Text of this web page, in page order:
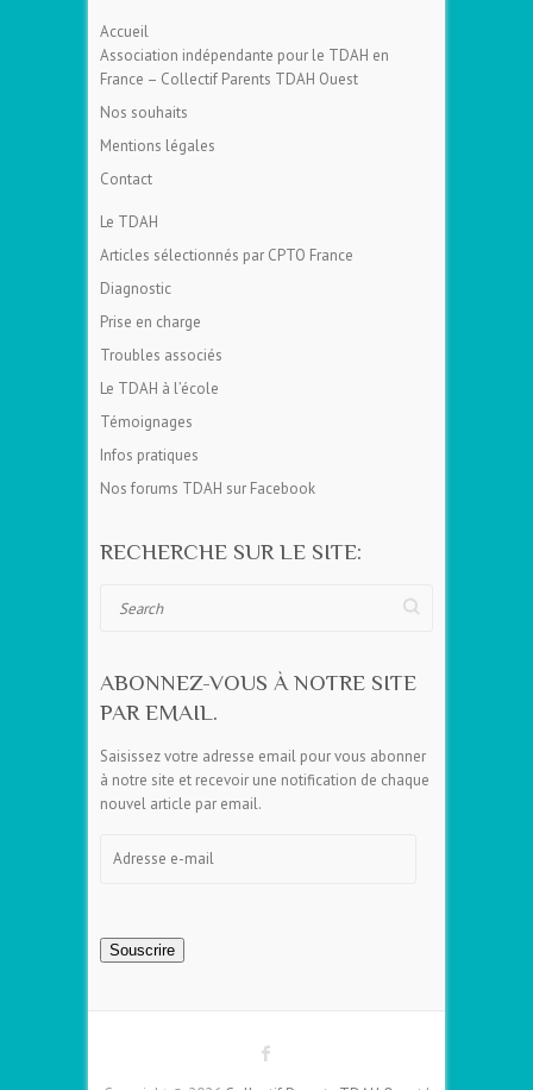
Accueil
Association indépendante pour le TDAH en
France – Collectif Parents TDAH Ouest
Nos souhaits
Mentions légales
Contact
Le TDAH
Articles sélectionnés par CPTO France
Diagnostic
Prise en charge
Troubles associés
Le TDAH à l’école
Témoignages
Infos pratiques
Nos forums TDAH sur Facebook
RECHERCHE SUR LE SITE:
ABONNEZ-VOUS À NOTRE SITE
PAR EMAIL.
Saisissez votre adresse email pour vous abonner
à notre site et recevoir une notification de chaque
nouvel article par email.
Souscrire